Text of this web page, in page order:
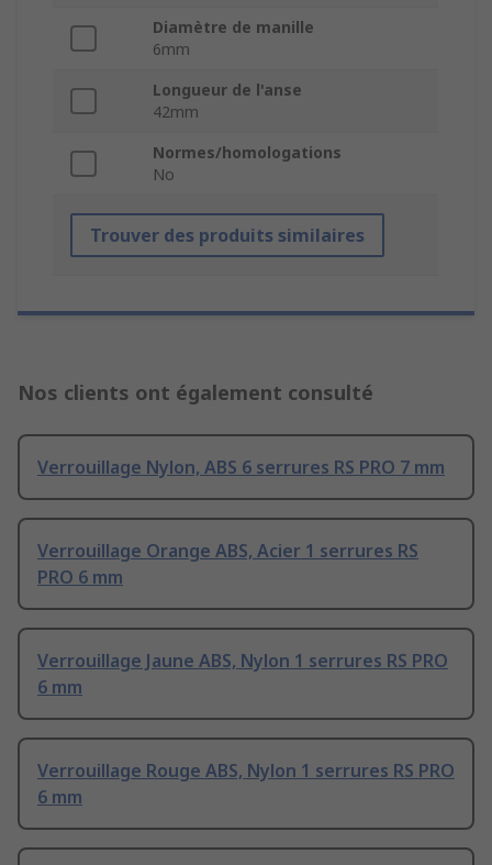
Diamètre de manille
6mm
Longueur de l'anse
42mm
Normes/homologations
No
Trouver des produits similaires
Nos clients ont également consulté
Verrouillage Nylon, ABS 6 serrures RS PRO 7 mm
Verrouillage Orange ABS, Acier 1 serrures RS
PRO 6 mm
Verrouillage Jaune ABS, Nylon 1 serrures RS PRO
6 mm
Verrouillage Rouge ABS, Nylon 1 serrures RS PRO
6 mm